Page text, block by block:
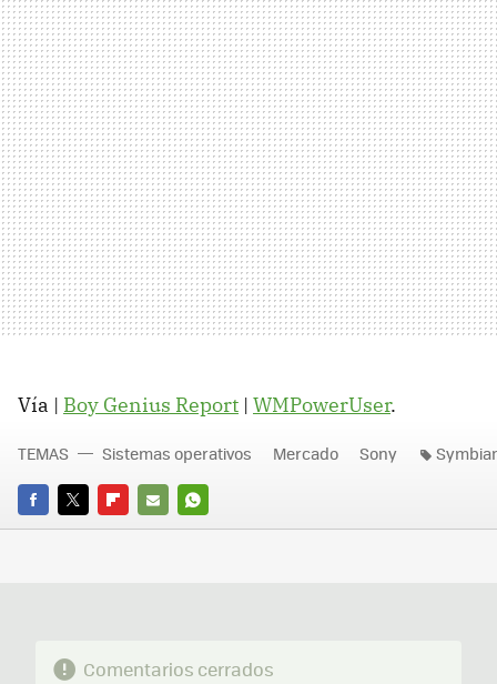
Vía | Boy Genius Report | WMPowerUser.
FACEBOOK
TWITTERFLIPBOARD
E-
WHATSAPP
TEMAS Sistemas operativos Mercado Sony
Comentarios cerrados